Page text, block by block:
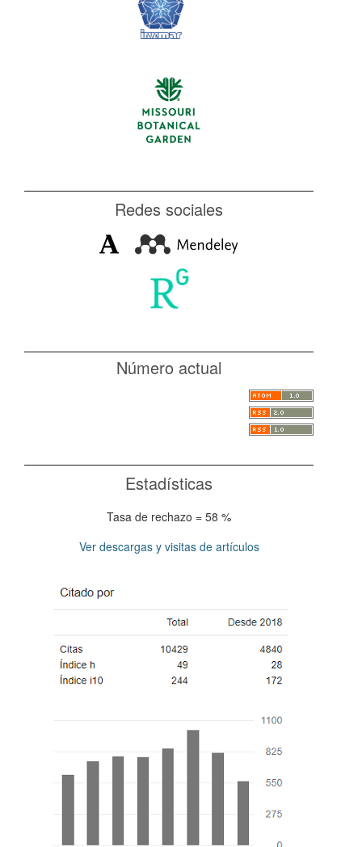
Redes sociales
Número actual
Estadísticas
Tasa de rechazo = 58 %
Ver descargas y visitas de artículos